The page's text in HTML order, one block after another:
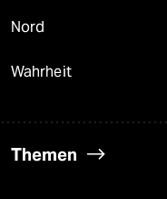
Nord
Wahrheit
Themen